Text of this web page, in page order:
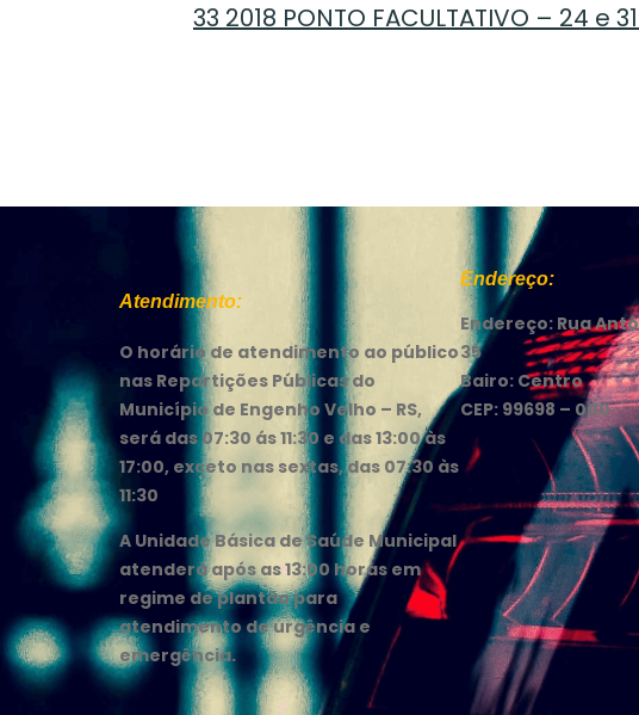
33 2018 PONTO FACULTATIVO – 24 e
Atendimento:
O horário de atendimento ao público
nas Repartições Públicas do
Município de Engenho Velho – RS,
será das 07:30 ás 11:30 e das 13:00 às
17:00, exceto nas sextas, das 07:30 às
11:30
A Unidade Básica de Saúde Municipal
atenderá após as 13:00 horas em
regime de plantão para
atendimento de urgência e
emergência.
Endereço:
Endereço: Rua
35
Bairo: Centro
CEP: 99698 – 000